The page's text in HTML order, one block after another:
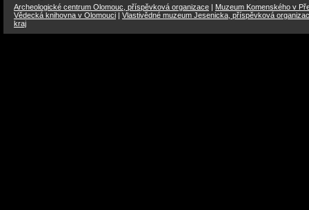
Archeologické centrum Olomouc, příspěvková organizace | Muzeum Komenského v
Vědecká knihovna v Olomouci | Vlastivědné muzeum Jesenicka, příspěvková
kraj